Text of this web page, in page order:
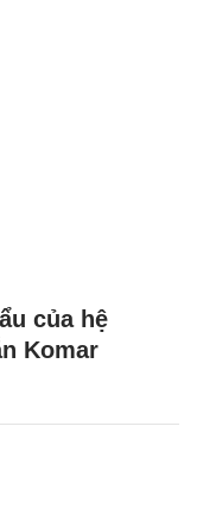
của hệ
Komar